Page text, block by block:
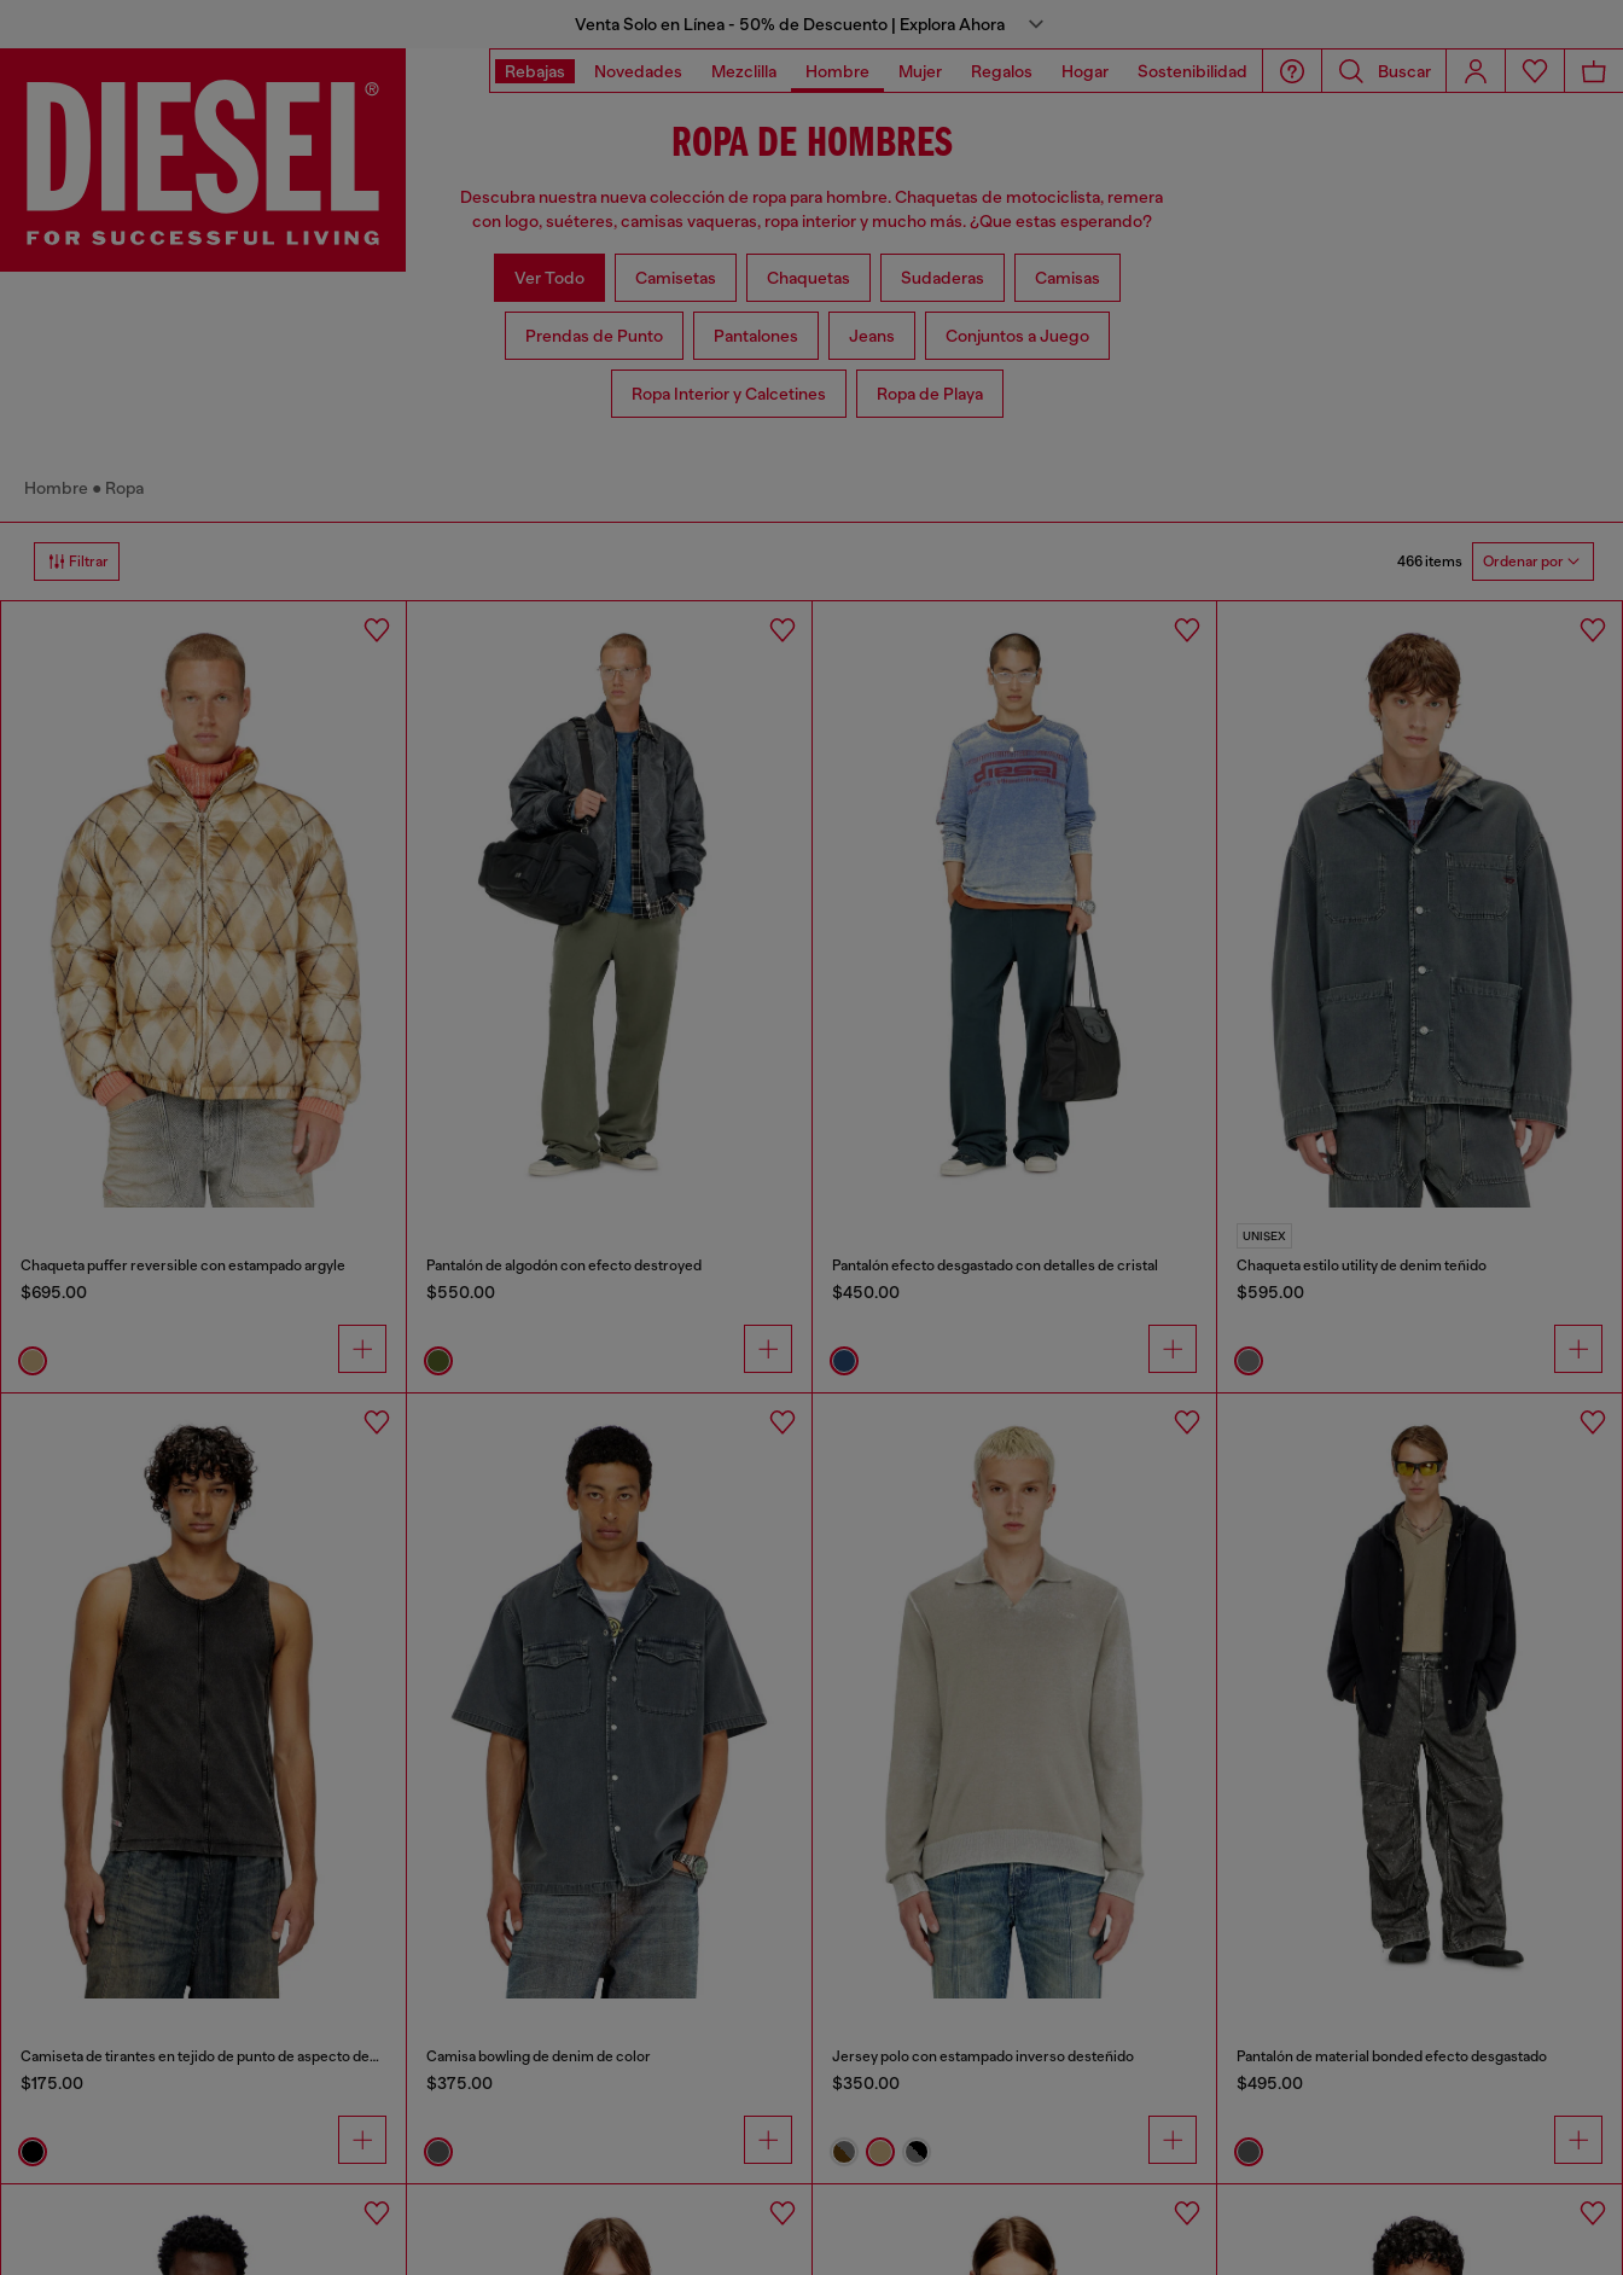
Venta Solo en Línea - 50% de Descuento | Explora Ahora
Rebajas Novedades Mezclilla Hombre Mujer Regalos Hogar Sostenibilidad Buscar
ROPA DE HOMBRES
Descubra nuestra nueva colección de ropa para hombre. Chaquetas de motociclista, remera
con logo, suéteres, camisas vaqueras, ropa interior y mucho más. ¿Que estas esperando?
Ver Todo Camisetas Chaquetas Sudaderas Camisas
Prendas de Punto Pantalones Jeans Conjuntos a Juego
Ropa Interior y Calcetines Ropa de Playa
Hombre Ropa
Filtrar 466 items Ordenar por
Chaqueta puffer reversible con estampado argyle
$695.00
Pantalón de algodón con efecto destroyed
$550.00
Pantalón efecto desgastado con detalles de cristal
$450.00
UNISEX
Chaqueta estilo utility de denim teñido
$595.00
Camiseta de tirantes en tejido de punto de aspecto denim
$175.00
Camisa bowling de denim de color
$375.00
Jersey polo con estampado inverso desteñido
$350.00
Pantalón de material bonded efecto desgastado
$495.00